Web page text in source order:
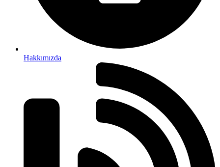
Hakkımızda